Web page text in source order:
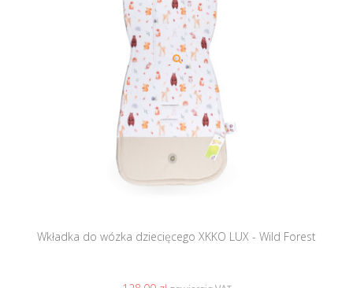
Wkładka do wózka dziecięcego XKKO LUX - Wild Forest